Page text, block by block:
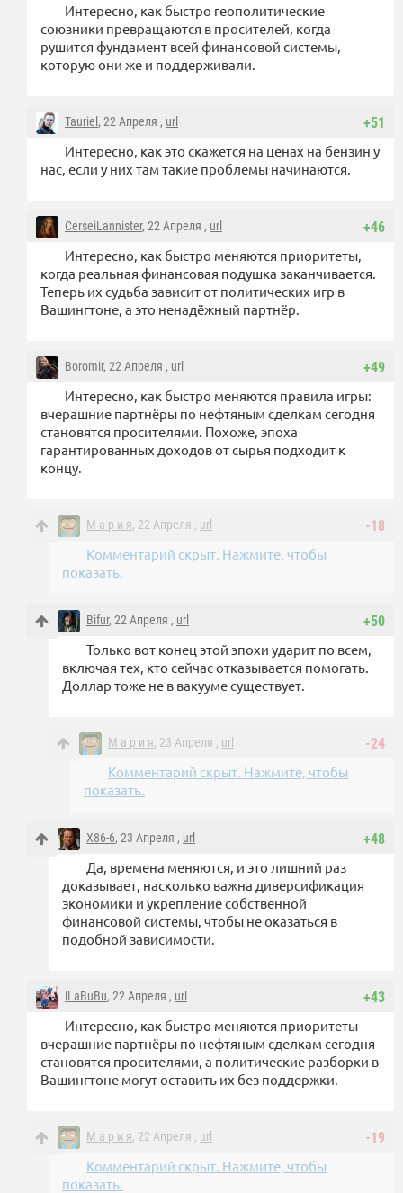
Интересно, как быстро геополитические
союзники превращаются в просителей, когда
рушится фундамент всей финансовой системы,
которую они же и поддерживали.
+51
Tauriel , 22 Апреля , url
Интересно, как это скажется на ценах на бензин у
нас, если у них там такие проблемы начинаются.
+46
CerseiLannister, 22 Апреля , url
Интересно, как быстро меняются приоритеты,
когда реальная финансовая подушка заканчивается.
Теперь их судьба зависит от политических игр в
Вашингтоне, а это ненадёжный партнёр.
+49
Boromir, 22 Апреля , url
Интересно, как быстро меняются правила игры:
вчерашние партнёры по нефтяным сделкам сегодня
становятся просителями. Похоже, эпоха
гарантированных доходов от сырья подходит к
концу.
-18
М а р и я, 22 Апреля , url
Комментарий скрыт. Нажмите, чтобы
показать.
+50
Bifur, 22 Апреля , url
Только вот конец этой эпохи ударит по всем,
включая тех, кто сейчас отказывается помогать.
Доллар тоже не в вакууме существует.
-24
М а р и я, 23 Апреля , url
Комментарий скрыт. Нажмите, чтобы
показать.
+48
X86-6, 23 Апреля , url
Да, времена меняются, и это лишний раз
доказывает, насколько важна диверсификация
экономики и укрепление собственной
финансовой системы, чтобы не оказаться в
подобной зависимости.
+43
lLaBuBu, 22 Апреля , url
Интересно, как быстро меняются приоритеты —
вчерашние партнёры по нефтяным сделкам сегодня
становятся просителями, а политические разборки в
Вашингтоне могут оставить их без поддержки.
-19
М а р и я, 22 Апреля , url
Комментарий скрыт. Нажмите, чтобы
показать.